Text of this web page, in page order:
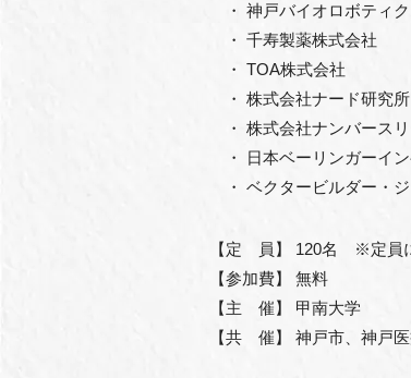
・ 神戸バイオロボティ
・ 千寿製薬株式会社
・ TOA株式会社
・ 株式会社ナード研究所
・ 株式会社ナンバース
・ 日本ベーリンガーイ
・ ベクタービルダー・
【定 員】 120名 ※定員
【参加費】 無料
【主 催】 甲南大学
【共 催】 神戸市、神戸